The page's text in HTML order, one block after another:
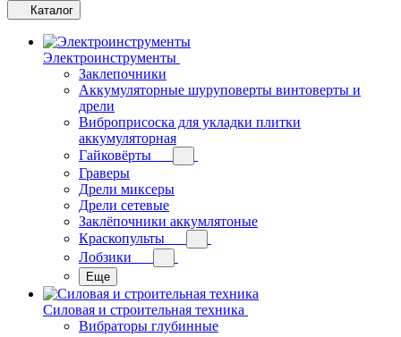
Каталог
Электроинструменты
Заклепочники
Аккумуляторные шуруповерты винтоверты и
дрели
Виброприсоска для укладки плитки
аккумуляторная
Гайковёрты
Граверы
Дрели миксеры
Дрели сетевые
Заклёпочники аккумлятоные
Краскопульты
Лобзики
Еще
Силовая и строительная техника
Вибраторы глубинные